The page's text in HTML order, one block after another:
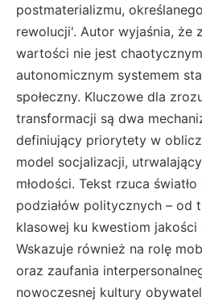
postmaterializmu,
rewolucji'. Autor wyjaśnia, że
wartości nie jest
autonomicznym systemem
społeczny. Kluczowe dla
transformacji są dwa
definiujący priorytety w
model socjalizacji,
młodości. Tekst rzuca
podziałów politycznych – od
klasowej ku kwestiom
Wskazuje również na rolę
oraz zaufania
nowoczesnej kultury